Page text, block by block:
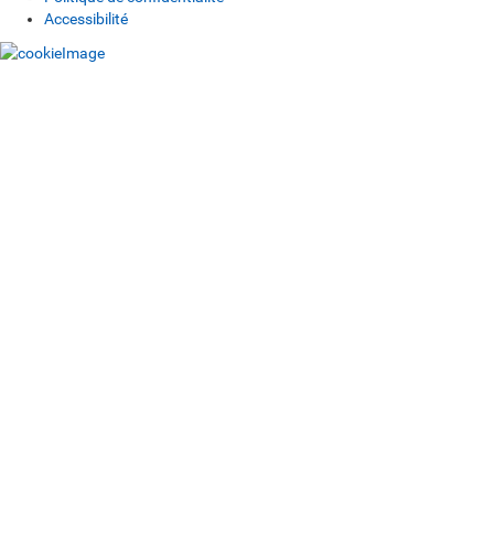
Accessibilité